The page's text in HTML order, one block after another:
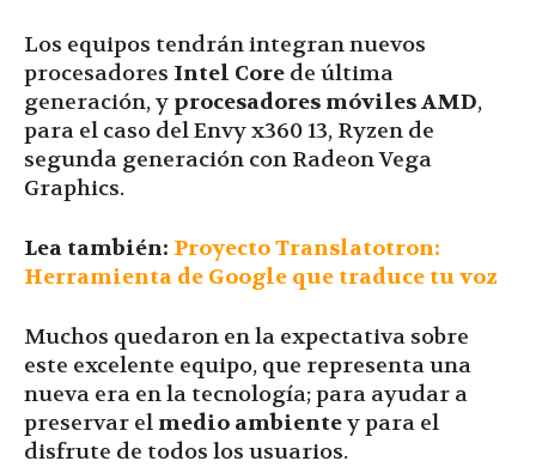
Los equipos tendrán integran nuevos
procesadores Intel Core de última
generación, y procesadores móviles AMD,
para el caso del Envy x360 13, Ryzen de
segunda generación con Radeon Vega
Graphics.
Lea también: Proyecto Translatotron:
Herramienta de Google que traduce tu voz
Muchos quedaron en la expectativa sobre
este excelente equipo, que representa una
nueva era en la tecnología; para ayudar a
preservar el medio ambientey para el
disfrute de todos los usuarios.